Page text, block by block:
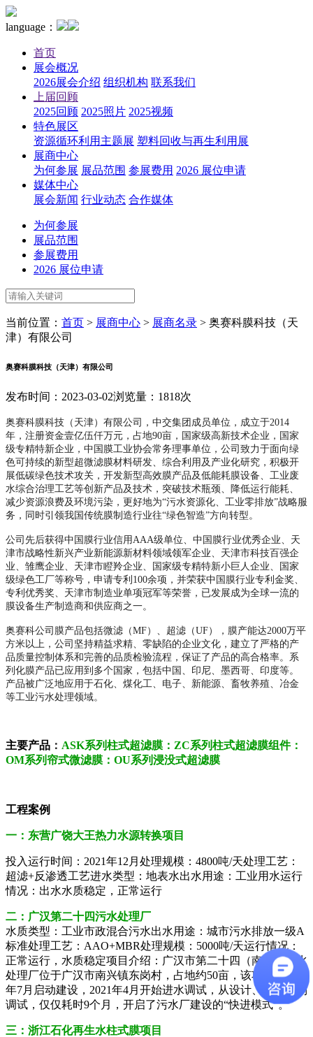
language：
首页
展会概况
2026展会介绍 组织机构 联系我们
上届回顾
2025回顾 2025照片 2025视频
特色展区
资源循环利用主题展 塑料回收与再生利用展
展商中心
为何参展 展品范围 参展费用 2026 展位申请
媒体中心
展会新闻 行业动态 合作媒体
为何参展
展品范围
参展费用
2026 展位申请
当前位置： 首页 > 展商中心 > 展商名录 > 奥赛科膜科技（天
津）有限公司
奥赛科膜科技（天津）有限公司
发布时间：2023-03-02浏览量：1818次
奥赛科膜科技（天津）有限公司，中交集团成员单位，成立于2014
年，注册资金壹亿伍仟万元，占地90亩，国家级高新技术企业，国家
级专精特新企业，中国膜工业协会常务理事单位，公司致力于面向绿
色可持续的新型超微滤膜材料研发、综合利用及产业化研究，积极开
展低碳绿色技术攻关，开发新型高效膜产品及低能耗膜设备、工业废
水综合治理工艺等创新产品及技术，突破技术瓶颈、降低运行能耗、
减少资源浪费及环境污染，更好地为“污水资源化、工业零排放”战略服
务，同时引领我国传统膜制造行业往“绿色智造”方向转型。
公司先后获得中国膜行业信用AAA级单位、中国膜行业优秀企业、天
津市战略性新兴产业新能源新材料领域领军企业、天津市科技百强企
业、雏鹰企业、天津市瞪羚企业、国家级专精特新小巨人企业、国家
级绿色工厂等称号，申请专利100余项，并荣获中国膜行业专利金奖、
专利优秀奖、天津市制造业单项冠军等荣誉，已发展成为全球一流的
膜设备生产制造商和供应商之一。
奥赛科公司膜产品包括微滤（MF）、超滤（UF），膜产能达2000万平
方米以上，公司坚持精益求精、零缺陷的企业文化，建立了严格的产
品质量控制体系和完善的品质检验流程，保证了产品的高合格率。系
列化膜产品已应用到多个国家，包括中国、印尼、墨西哥、印度等。
产品被广泛地应用于石化、煤化工、电子、新能源、畜牧养殖、冶金
等工业污水处理领域。
主要产品 ： ASK系列柱式超滤膜：ZC系列柱式超滤膜组件：
OM系列帘式微滤膜：OU系列浸没式超滤膜
工程案例
一：东营广饶大王热力水源转换项目
投入运行时间：2021年12月 处理规模：4800吨/天处理工艺：
超滤+反渗透工艺进水类型：地表水出水用途：工业用水运行
情况：出水水质稳定，正常运行
二：广汉第二十四污水处理厂
水质类型：工业市政混合污水出水用途：城市污水排放一级A
标准处理工艺：AAO+MBR处理规模：5000吨/天运行情况：
正常运行，水质稳定项目介绍：广汉市第二十四（南兴）污水
处理厂位于广汉市南兴镇东岗村，占地约50亩，该项目自2020
年7月启动建设，2021年4月开始进水调试，从设计、安装再到
调试，仅仅耗时9个月，开启了污水厂建设的“快进模式”。
三： 浙江石化再生水柱式膜项目